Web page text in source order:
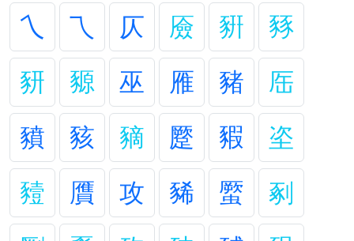
乀
乁 仄 厱 豣
豩
豜
豲 巫 雁 豬
厒
豶
豥 豴 蹷 豭
垐
豷
贋 攻 豨 蟨
剢